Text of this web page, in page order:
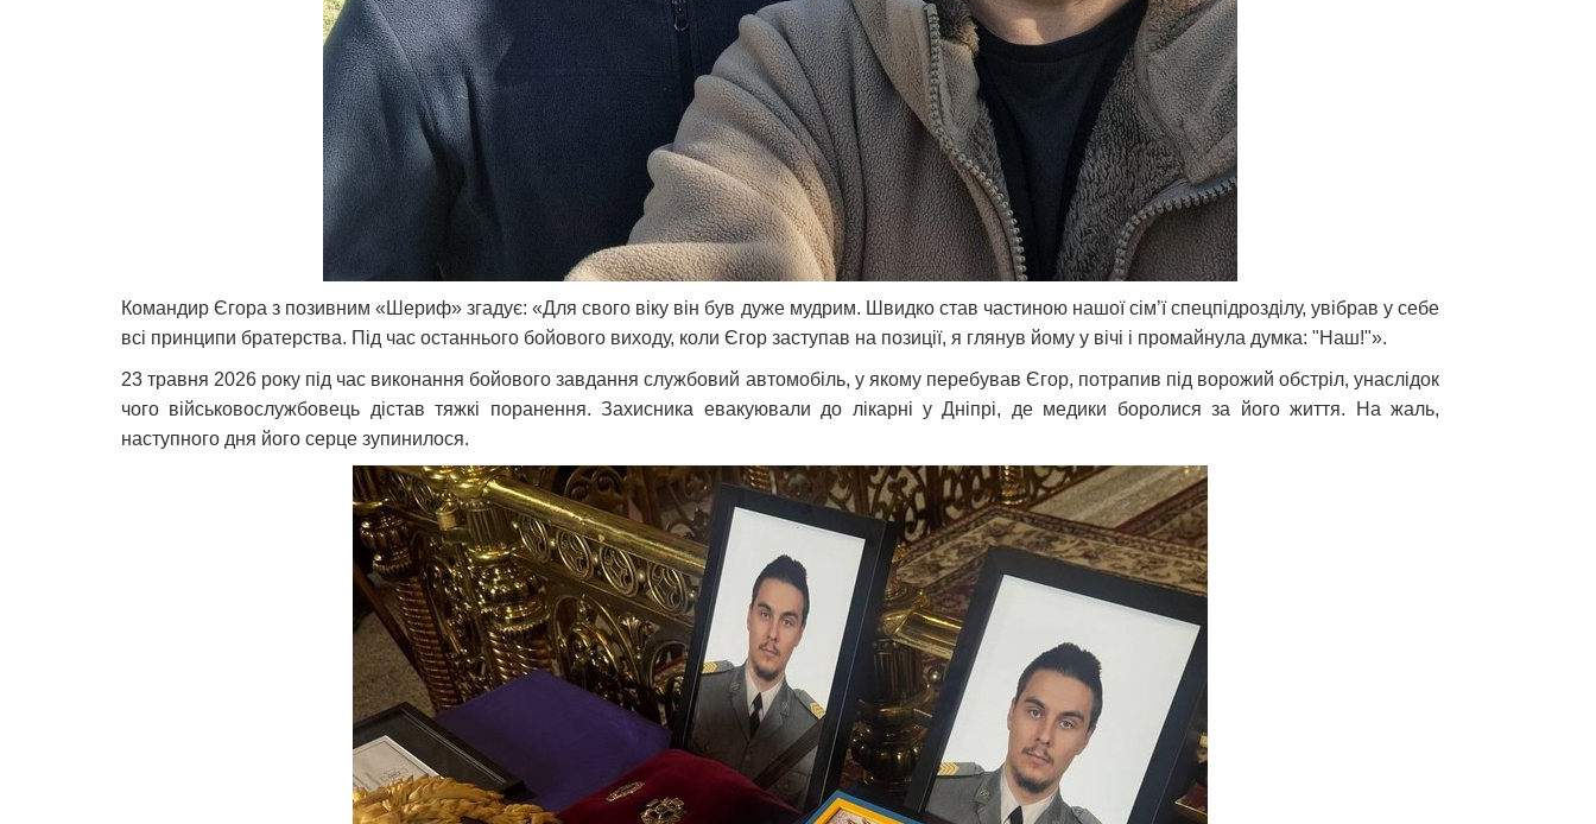
Командир Єгора з позивним «Шериф» згадує: «Для свого віку він був дуже мудрим. Швидко став частиною нашої сім’ї спецпідрозділу, увібрав у себе
всі принципи братерства. Під час останнього бойового виходу, коли Єгор заступав на позиції, я глянув йому у вічі і промайнула думка: "Наш!"».
23 травня 2026 року під час виконання бойового завдання службовий автомобіль, у якому перебував Єгор, потрапив під ворожий обстріл, унаслідок
чого військовослужбовець дістав тяжкі поранення. Захисника евакуювали до лікарні у Дніпрі, де медики боролися за його життя. На жаль,
наступного дня його серце зупинилося.